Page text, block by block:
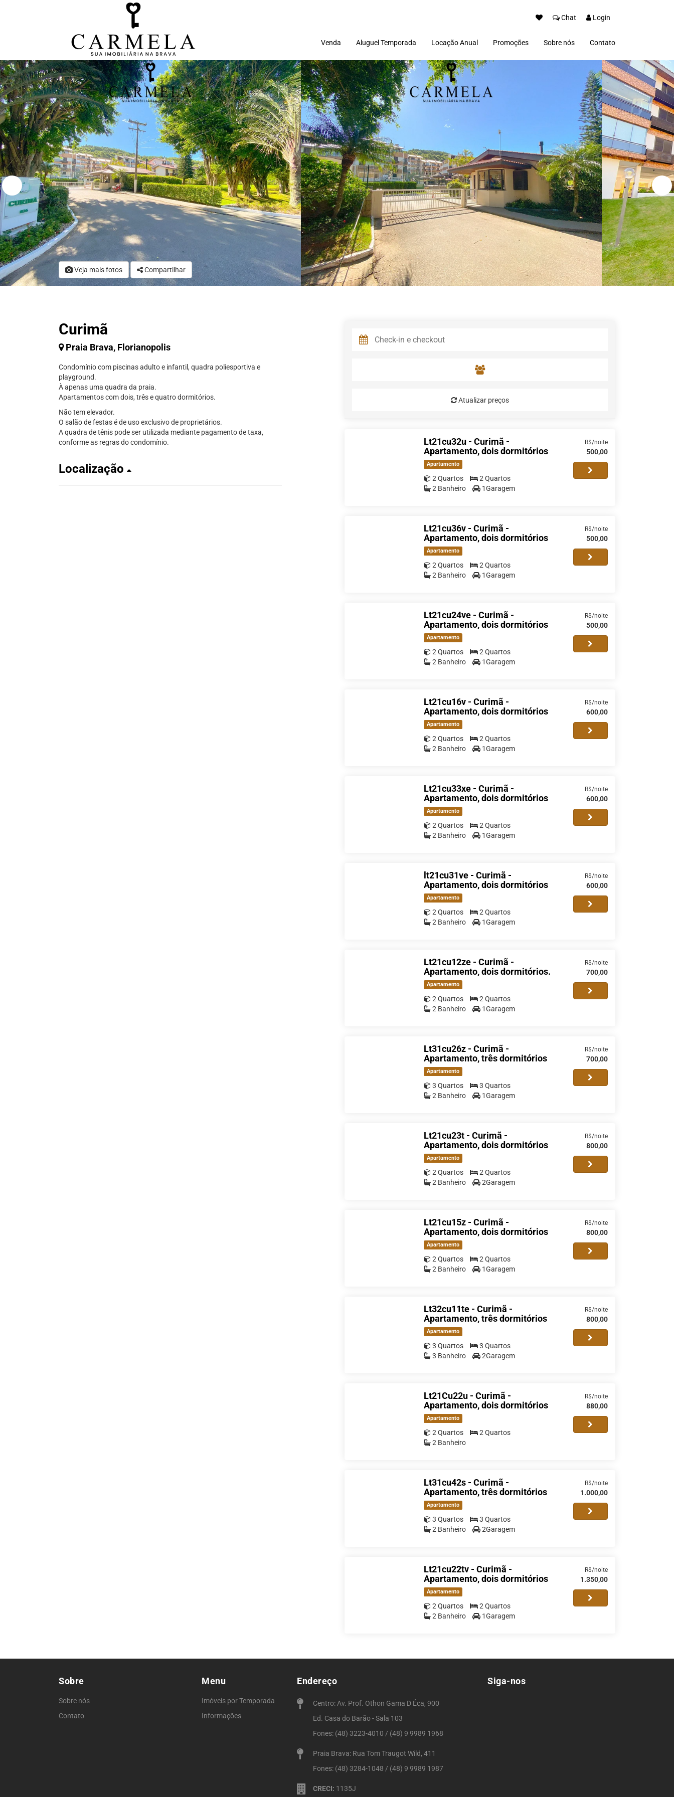
Chat Login
Venda Aluguel Temporada Locação Anual Promoções Sobre nós Contato
Veja mais fotos Compartilhar
Curimã
Praia Brava, Florianopolis
Condomínio com piscinas adulto e infantil, quadra poliesportiva e
playground.
À apenas uma quadra da praia.
Apartamentos com dois, três e quatro dormitórios.
Não tem elevador.
O salão de festas é de uso exclusivo de proprietários.
A quadra de tênis pode ser utilizada mediante pagamento de taxa,
conforme as regras do condomínio.
Localização
Atualizar preços
Lt21cu32u - Curimã -
Apartamento, dois dormitórios
Apartamento
2 Quartos
2 Quartos
2 Banheiro
1Garagem
R$/noite
500,00
Lt21cu36v - Curimã -
Apartamento, dois dormitórios
Apartamento
2 Quartos
2 Quartos
2 Banheiro
1Garagem
R$/noite
500,00
Lt21cu24ve - Curimã -
Apartamento, dois dormitórios
Apartamento
2 Quartos
2 Quartos
2 Banheiro
1Garagem
R$/noite
500,00
Lt21cu16v - Curimã -
Apartamento, dois dormitórios
Apartamento
2 Quartos
2 Quartos
2 Banheiro
1Garagem
R$/noite
600,00
Lt21cu33xe - Curimã -
Apartamento, dois dormitórios
Apartamento
2 Quartos
2 Quartos
2 Banheiro
1Garagem
R$/noite
600,00
lt21cu31ve - Curimã -
Apartamento, dois dormitórios
Apartamento
2 Quartos
2 Quartos
2 Banheiro
1Garagem
R$/noite
600,00
Lt21cu12ze - Curimã -
Apartamento, dois dormitórios.
Apartamento
2 Quartos
2 Quartos
2 Banheiro
1Garagem
R$/noite
700,00
Lt31cu26z - Curimã -
Apartamento, três dormitórios
Apartamento
3 Quartos
3 Quartos
2 Banheiro
1Garagem
R$/noite
700,00
Lt21cu23t - Curimã -
Apartamento, dois dormitórios
Apartamento
2 Quartos
2 Quartos
2 Banheiro
2Garagem
R$/noite
800,00
Lt21cu15z - Curimã -
Apartamento, dois dormitórios
Apartamento
2 Quartos
2 Quartos
2 Banheiro
1Garagem
R$/noite
800,00
Lt32cu11te - Curimã -
Apartamento, três dormitórios
Apartamento
3 Quartos
3 Quartos
3 Banheiro
2Garagem
R$/noite
800,00
Lt21Cu22u - Curimã -
Apartamento, dois dormitórios
Apartamento
2 Quartos
2 Quartos
2 Banheiro
R$/noite
880,00
Lt31cu42s - Curimã -
Apartamento, três dormitórios
Apartamento
3 Quartos
3 Quartos
2 Banheiro
2Garagem
R$/noite
1.000,00
Lt21cu22tv - Curimã -
Apartamento, dois dormitórios
Apartamento
2 Quartos
2 Quartos
2 Banheiro
1Garagem
R$/noite
1.350,00
Sobre
Sobre nós
Contato
Menu
Imóveis por Temporada
Informações
Endereço
Centro: Av. Prof. Othon Gama D Éça, 900
Ed. Casa do Barão - Sala 103
Fones: (48) 3223-4010 / (48) 9 9989 1968
Praia Brava: Rua Tom Traugot Wild, 411
Fones: (48) 3284-1048 / (48) 9 9989 1987
CRECI: 1135J
Siga-nos